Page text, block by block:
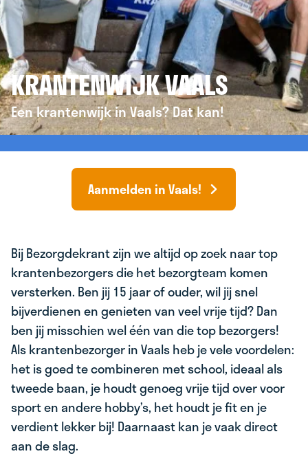
KRANTENWIJK VAALS
Een krantenwijk in Vaals? Dat kan!
Aanmelden in Vaals!
Bij Bezorgdekrant zijn we altijd op zoek naar top
krantenbezorgers die het bezorgteam komen
versterken. Ben jij 15 jaar of ouder, wil jij snel
bijverdienen en genieten van veel vrije tijd? Dan
ben jij misschien wel één van die top bezorgers!
Als krantenbezorger in Vaals heb je vele voordelen:
het is goed te combineren met school, ideaal als
tweede baan, je houdt genoeg vrije tijd over voor
sport en andere hobby’s, het houdt je fit en je
verdient lekker bij! Daarnaast kan je vaak direct
aan de slag.